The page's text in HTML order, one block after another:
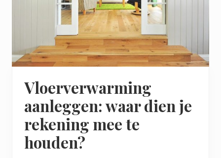
Vloerverwarming
aanleggen: waar dien je
rekening mee te
houden?